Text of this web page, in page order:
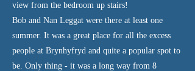
view from the bedroom up stairs!
Bob and Nan Leggat were there at least one
summer. It was a great place for all the excess
people at Brynhyfryd and quite a popular spot to
be. Only thing - it was a long way from 8